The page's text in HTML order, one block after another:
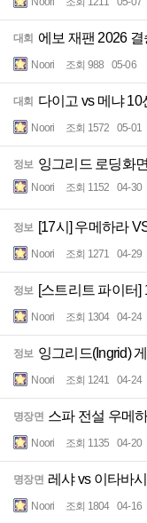
대회 에보 재팬 2026 결
Noori 조회 988 05-06
대회 다이고 vs 메냐 10
Noori 조회 1572 05-01
정보 잉그리드 로딩화
Noori 조회 1152 04-30
정보 [17시] 우메하라
Noori 조회 1271 04-29
정보 [스트리트 파이터]
Noori 조회 1304 04-24
정보 잉그리드(Ingrid)
Noori 조회 1241 04-24
명장면 스파 전설 우메
Noori 조회 1135 04-20
명장면 레샤 vs 이타바
Noori 조회 1804 04-16